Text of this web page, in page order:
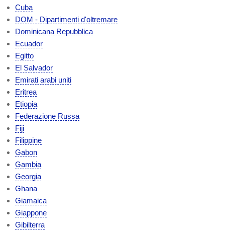
Cuba
DOM - Dipartimenti d'oltremare
Dominicana Repubblica
Ecuador
Egitto
El Salvador
Emirati arabi uniti
Eritrea
Etiopia
Federazione Russa
Fiji
Filippine
Gabon
Gambia
Georgia
Ghana
Giamaica
Giappone
Gibilterra